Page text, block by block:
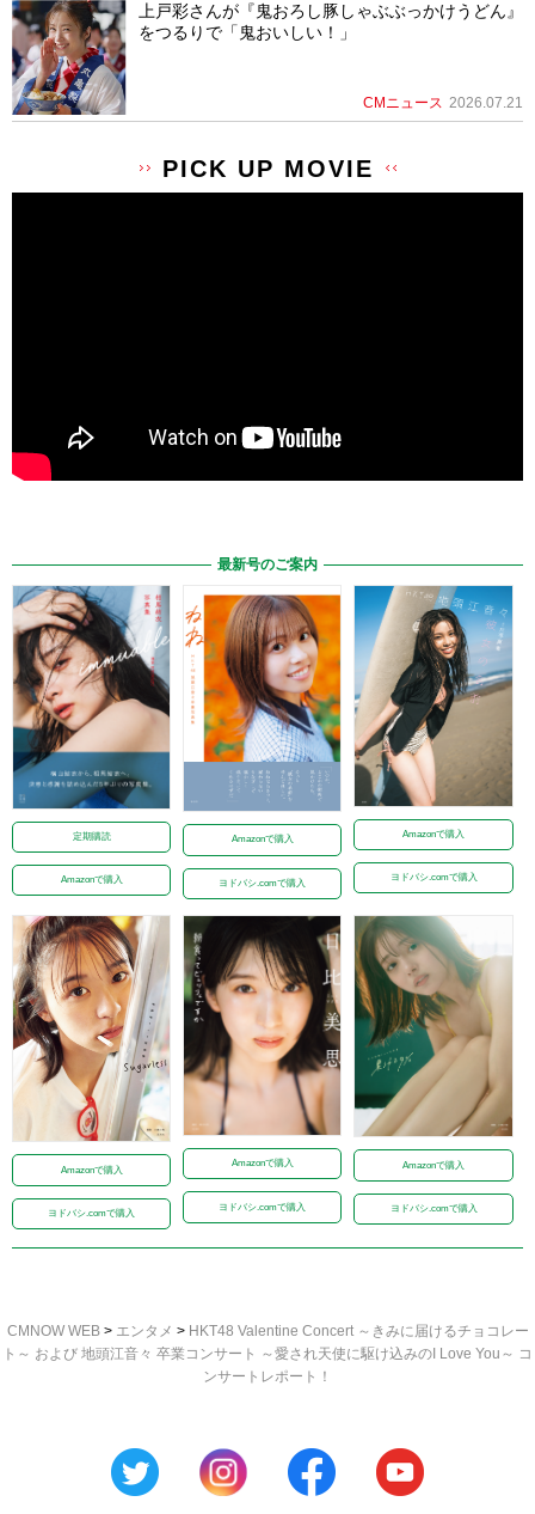
上戸彩さんが『鬼おろし豚しゃぶぶっかけうどん』
をつるりで「鬼おいしい！」
CMニュース 2026.07.21
PICK UP MOVIE
最新号のご案内
定期購読
Amazonで購入
Amazonで購入
ヨドバシ.comで購入
Amazonで購入
ヨドバシ.comで購入
Amazonで購入
ヨドバシ.comで購入
Amazonで購入
ヨドバシ.comで購入
Amazonで購入
ヨドバシ.comで購入
CMNOW WEB> エンタメ > HKT48 Valentine Concert ～きみに届けるチョコレー
ト～ および 地頭江音々 卒業コンサート ～愛され天使に駆け込みのI Love You～ コ
ンサートレポート！